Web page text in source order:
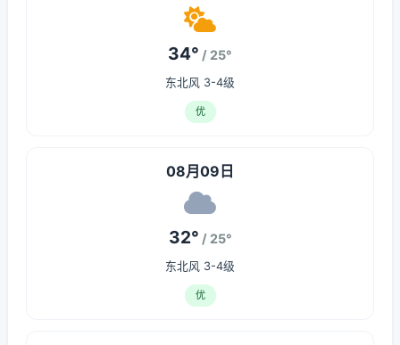
34° / 25°
东北风 3-4级
优
08月09日
32° / 25°
东北风 3-4级
优